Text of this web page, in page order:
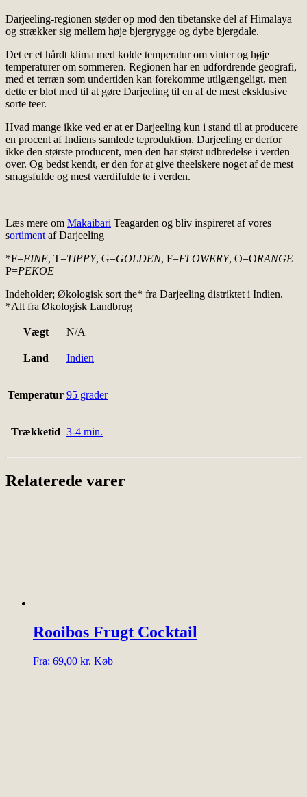
Darjeeling-regionen støder op mod den tibetanske del af Himalaya
og strækker sig mellem høje bjergrygge og dybe bjergdale.
Det er et hårdt klima med kolde temperatur om vinter og høje
temperaturer om sommeren. Regionen har en udfordrende geografi,
med et terræn som undertiden kan forekomme utilgængeligt, men
dette er blot med til at gøre Darjeeling til en af de mest eksklusive
sorte teer.
Hvad mange ikke ved er at er Darjeeling kun i stand til at producere
en procent af Indiens samlede teproduktion. Darjeeling er derfor
ikke den største producent, men den har størst udbredelse i verden
over. Og bedst kendt, er den for at give theelskere noget af de mest
smagsfulde og mest værdifulde te i verden.
Læs mere om Makaibari Teagarden og bliv inspireret af vores
sortiment af Darjeeling
*F=FINE, T=TIPPY, G=GOLDEN, F=FLOWERY, O=ORANGE
P=PEKOE
Indeholder; Økologisk sort the* fra Darjeeling distriktet i Indien.
*Alt fra Økologisk Landbrug
Vægt N/A
Land Indien
Temperatur 95 grader
Trækketid 3-4 min.
Relaterede varer
Rooibos Frugt Cocktail
Fra: 69,00 kr. KøbDette